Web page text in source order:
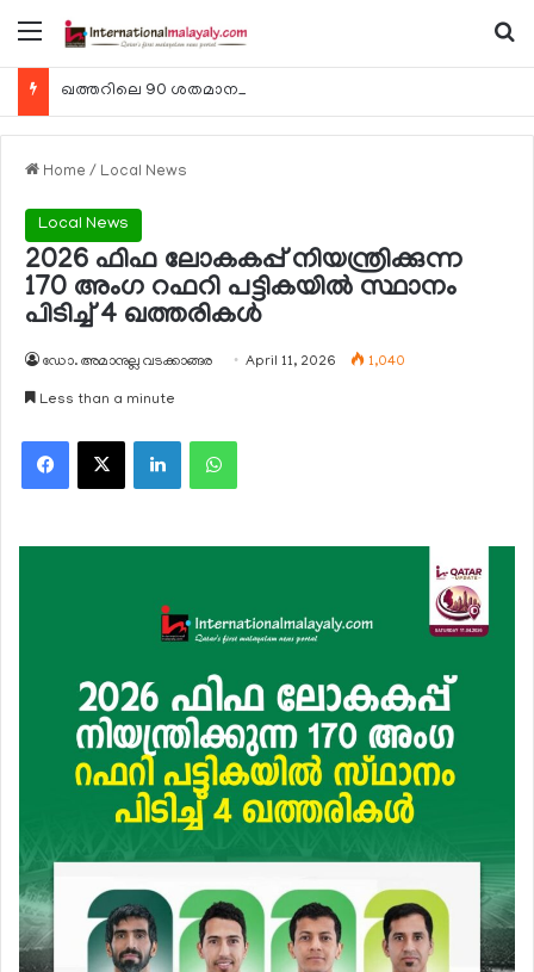
Menu
Home / Local News
Local News
2026 ഫിഫ ലോകകപ്പ് നിയന്ത്രിക്കുന്ന
170 അംഗ റഫറി പട്ടികയില്‍ സ്ഥാനം
പിടിച്ച് 4 ഖത്തരികള്‍
ഡോ. അമാനുല്ല വടക്കാങ്ങര April 11, 2026 1,040
Less than a minute
Facebook
X LinkedInWhatsApp